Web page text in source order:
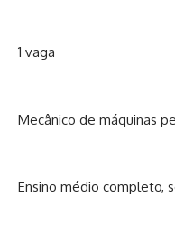
1 vaga
Mecânico de máquinas
Ensino médio completo,